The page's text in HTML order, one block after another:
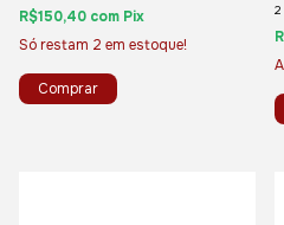
R$150,40 com Pix
Só restam 2 em estoque!
2